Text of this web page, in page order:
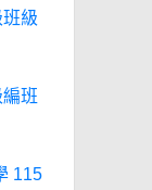
級
班
115